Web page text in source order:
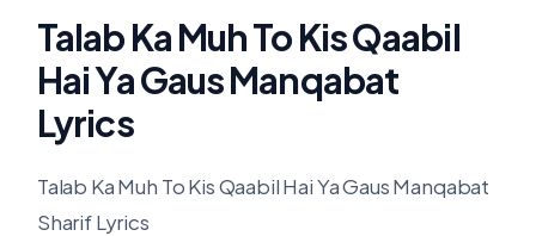
Talab Ka Muh To Kis Qaabil
Hai Ya Gaus Manqabat
Lyrics
Talab Ka Muh To Kis Qaabil Hai Ya Gaus Manqabat
Sharif Lyrics